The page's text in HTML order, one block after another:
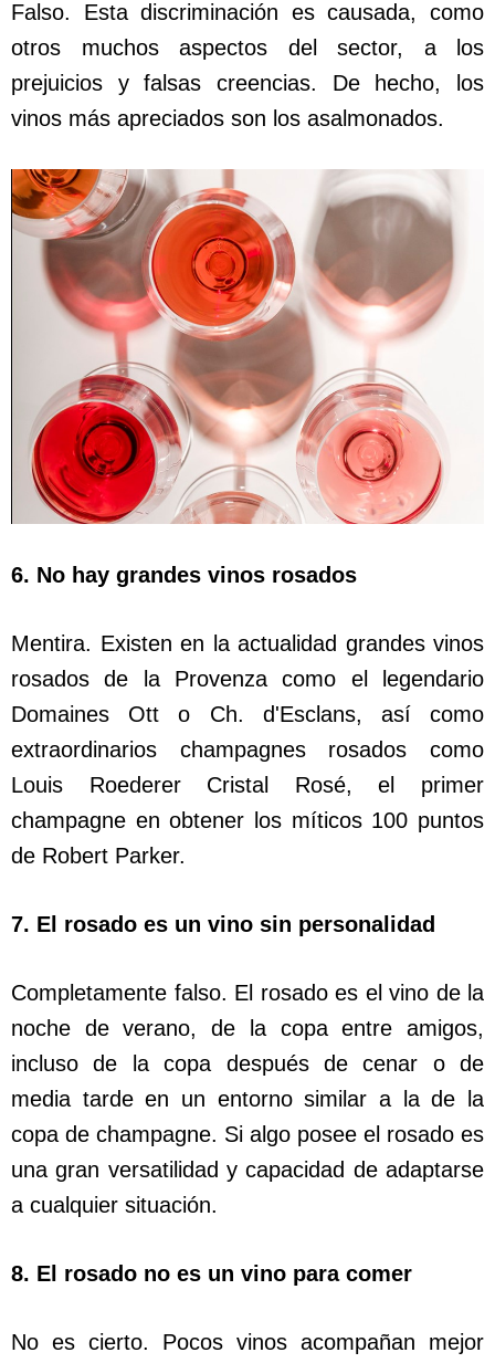
Falso. Esta discriminación es causada, como
otros muchos aspectos del sector, a los
prejuicios y falsas creencias. De hecho, los
vinos más apreciados son los asalmonados.
6. No hay grandes vinos rosados
Mentira. Existen en la actualidad grandes vinos
rosados de la Provenza como el legendario
Domaines Ott o Ch. d'Esclans, así como
extraordinarios champagnes rosados como
Louis Roederer Cristal Rosé, el primer
champagne en obtener los míticos 100 puntos
de Robert Parker.
7. El rosado es un vino sin personalidad
Completamente falso. El rosado es el vino de la
noche de verano, de la copa entre amigos,
incluso de la copa después de cenar o de
media tarde en un entorno similar a la de la
copa de champagne. Si algo posee el rosado es
una gran versatilidad y capacidad de adaptarse
a cualquier situación.
8. El rosado no es un vino para comer
No es cierto. Pocos vinos acompañan mejor